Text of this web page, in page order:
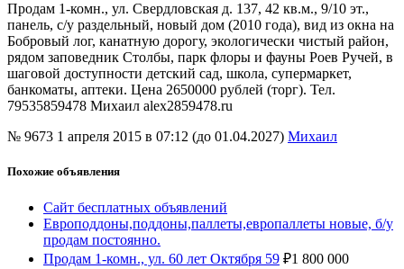
Продам 1-комн., ул. Свердловская д. 137, 42 кв.м., 9/10 эт.,
панель, с/у раздельный, новый дом (2010 года), вид из окна на
Бобровый лог, канатную дорогу, экологически чистый район,
рядом заповедник Столбы, парк флоры и фауны Роев Ручей, в
шаговой доступности детский сад, школа, супермаркет,
банкоматы, аптеки. Цена 2650000 рублей (торг). Тел.
79535859478 Михаил alex2859478.ru
№ 9673 1 апреля 2015 в 07:12 (до 01.04.2027) Михаил
Похожие объявления
Сайт бесплатных объявлений
Европоддоны,поддоны,паллеты,европаллеты новые, б/у
продам постоянно.
Продам 1-комн., ул. 60 лет Октября 59 ₽1 800 000